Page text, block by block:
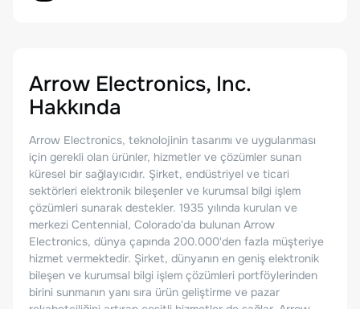
Arrow Electronics, Inc.
Hakkında
Arrow Electronics, teknolojinin tasarımı ve uygulanması
için gerekli olan ürünler, hizmetler ve çözümler sunan
küresel bir sağlayıcıdır. Şirket, endüstriyel ve ticari
sektörleri elektronik bileşenler ve kurumsal bilgi işlem
çözümleri sunarak destekler. 1935 yılında kurulan ve
merkezi Centennial, Colorado'da bulunan Arrow
Electronics, dünya çapında 200.000'den fazla müşteriye
hizmet vermektedir. Şirket, dünyanın en geniş elektronik
bileşen ve kurumsal bilgi işlem çözümleri portföylerinden
birini sunmanın yanı sıra ürün geliştirme ve pazar